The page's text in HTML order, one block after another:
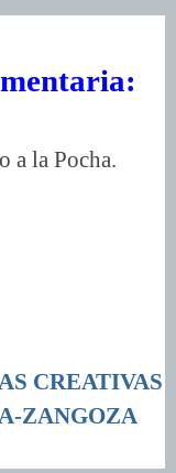
a la Pocha.
CREATIVAS
ZANGOZA